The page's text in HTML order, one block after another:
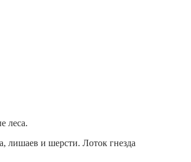
леса.
лишаев и шерсти. Лоток гнезда